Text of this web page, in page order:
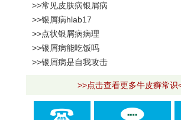
>>常见皮肤病银屑病
>>银屑病hlab17
>>点状银屑病病理
>>银屑病能吃饭吗
>>银屑病是自我攻击
>>点击查看更多牛皮癣常识